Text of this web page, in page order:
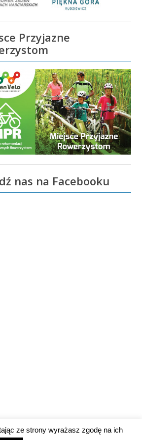
Przyjazne
nas na Facebooku
ze strony wyrażasz zgodę na ich